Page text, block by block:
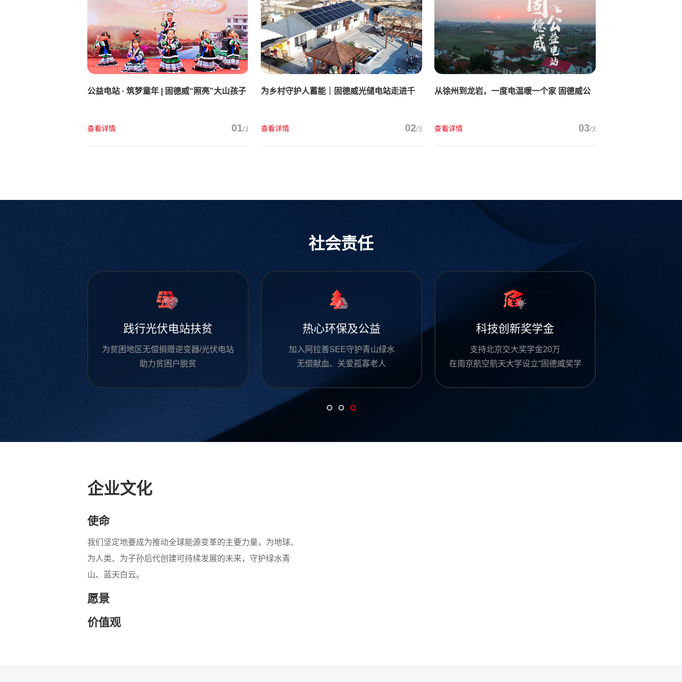
公益电站 · 筑梦童年 | 固德威“照亮”大山孩子
查看详情 01/3
为乡村守护人蓄能｜固德威光储电站走进千
查看详情 02/3
从徐州到龙岩，一度电温暖一个家 固德威公
查看详情 03/3
社会责任
践行光伏电站扶贫
为贫困地区无偿捐赠逆变器/光伏电站
助力贫困户脱贫
热心环保及公益
加入阿拉善SEE守护青山绿水
无偿献血、关爱孤寡老人
科技创新奖学金
支持北京交大奖学金20万
在南京航空航天大学设立“固德威奖学
企业文化
使命
我们坚定地要成为推动全球能源变革的主要力量，为地球、
为人类、为子孙后代创建可持续发展的未来，守护绿水青
山、蓝天白云。
愿景
价值观